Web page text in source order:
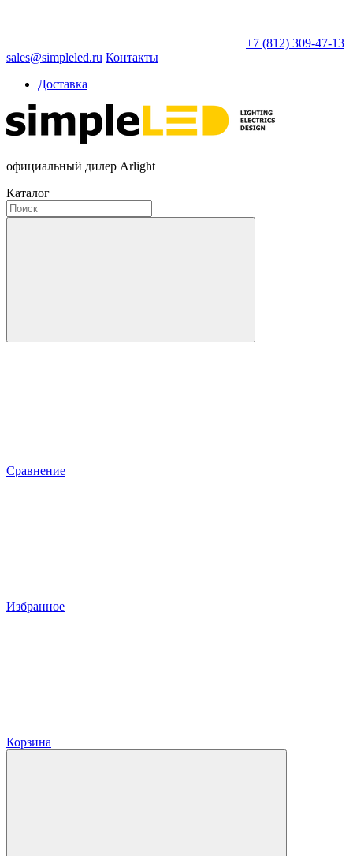
+7 (812) 309-47-13
sales@simpleled.ru Контакты
Доставка
официальный дилер Arlight
Каталог
Сравнение
Избранное
Корзина